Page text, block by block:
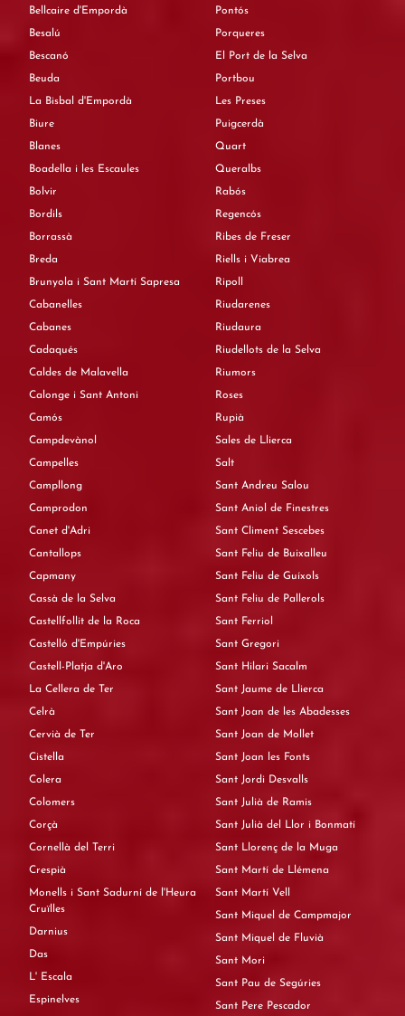
Bellcaire d'Empordà
Besalú
Bescanó
Beuda
La Bisbal d'Empordà
Biure
Blanes
Boadella i les Escaules
Bolvir
Bordils
Borrassà
Breda
Brunyola i Sant Martí Sapresa
Cabanelles
Cabanes
Cadaqués
Caldes de Malavella
Calonge i Sant Antoni
Camós
Campdevànol
Campelles
Campllong
Camprodon
Canet d'Adri
Cantallops
Capmany
Cassà de la Selva
Castellfollit de la Roca
Castelló d'Empúries
Castell-Platja d'Aro
La Cellera de Ter
Celrà
Cervià de Ter
Cistella
Colera
Colomers
Corçà
Cornellà del Terri
Crespià
Monells i Sant Sadurní de l'Heura
Cruïlles
Darnius
Das
L' Escala
Espinelves
Pontós
Porqueres
El Port de la Selva
Portbou
Les Preses
Puigcerdà
Quart
Queralbs
Rabós
Regencós
Ribes de Freser
Riells i Viabrea
Ripoll
Riudarenes
Riudaura
Riudellots de la Selva
Riumors
Roses
Rupià
Sales de Llierca
Salt
Sant Andreu Salou
Sant Aniol de Finestres
Sant Climent Sescebes
Sant Feliu de Buixalleu
Sant Feliu de Guíxols
Sant Feliu de Pallerols
Sant Ferriol
Sant Gregori
Sant Hilari Sacalm
Sant Jaume de Llierca
Sant Joan de les Abadesses
Sant Joan de Mollet
Sant Joan les Fonts
Sant Jordi Desvalls
Sant Julià de Ramis
Sant Julià del Llor i Bonmatí
Sant Llorenç de la Muga
Sant Martí de Llémena
Sant Martí Vell
Sant Miquel de Campmajor
Sant Miquel de Fluvià
Sant Mori
Sant Pau de Segúries
Sant Pere Pescador